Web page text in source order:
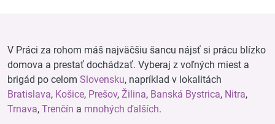
V Práci za rohom máš najväčšiu šancu nájsť si prácu blízko
domova a prestať dochádzať. Vyberaj z voľných miest a
brigád po celom Slovensku, napríklad v lokalitách
Bratislava, Košice, Prešov, Žilina, Banská Bystrica, Nitra,
Trnava, Trenčín a mnohých ďalších.